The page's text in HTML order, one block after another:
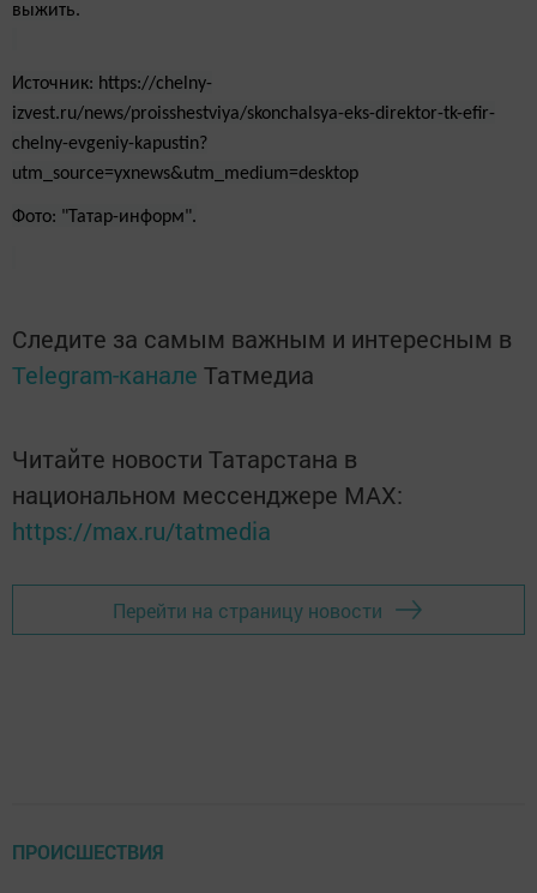
выжить.
Источник: https://chelny-
izvest.ru/news/proisshestviya/skonchalsya-eks-direktor-tk-efir-
chelny-evgeniy-kapustin?
utm_source=yxnews&utm_medium=desktop
Фото: "Татар-информ".
Следите за самым важным и интересным в
Telegram-канале Татмедиа
Читайте новости Татарстана в
национальном мессенджере MАХ:
https://max.ru/tatmedia
Перейти на страницу новости
ПРОИСШЕСТВИЯ